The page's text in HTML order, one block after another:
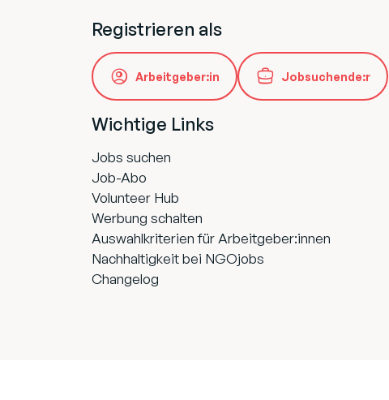
Registrieren als
Arbeitgeber:in Jobsuchende:r
Wichtige Links
Jobs suchen
Job-Abo
Volunteer Hub
Werbung schalten
Auswahlkriterien für Arbeitgeber:innen
Nachhaltigkeit bei NGOjobs
Changelog